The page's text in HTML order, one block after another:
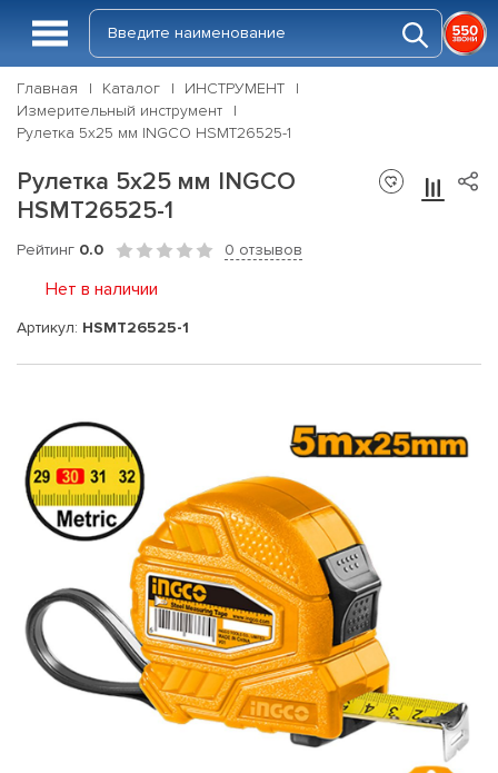
Главная Каталог
ИНСТРУМЕНТ
Измерительный инструмент
Рулетка 5х25 мм INGCO HSMT26525-1
Рулетка 5х25 мм INGCO
HSMT26525-1
Рейтинг 0.0 0 отзывов
Нет в наличии
Артикул: HSMT26525-1